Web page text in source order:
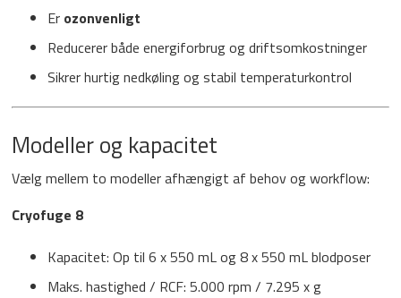
Er ozonvenligt
Reducerer både energiforbrug og driftsomkostninger
Sikrer hurtig nedkøling og stabil temperaturkontrol
Modeller og kapacitet
Vælg mellem to modeller afhængigt af behov og workflow:
Cryofuge 8
Kapacitet: Op til 6 x 550 mL og 8 x 550 mL blodposer
Maks. hastighed / RCF: 5.000 rpm / 7.295 x g